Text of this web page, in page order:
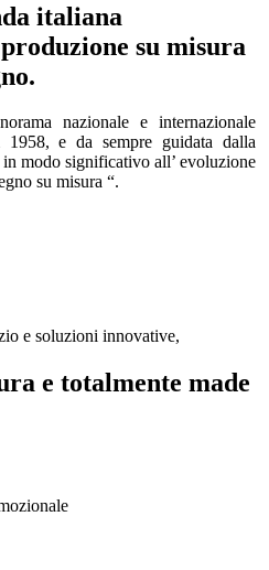
italiana
su misura
nazionale e internazionale
e da sempre guidata dalla
modo significativo all’ evoluzione
su misura “.
e soluzioni innovative,
e totalmente made